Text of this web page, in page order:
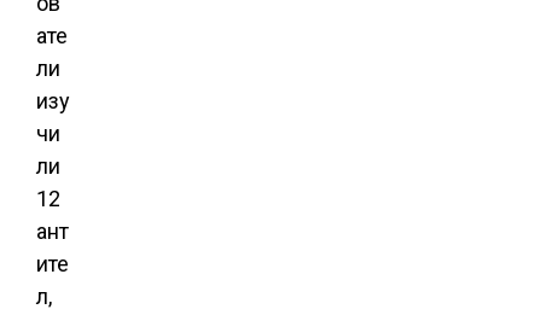
ате
ли
изу
чи
ли
12
ант
ите
л,